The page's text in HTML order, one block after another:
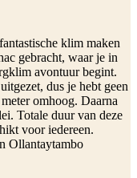
klim maken
gebracht, waar je in
avontuur begint.
dus je hebt geen
omhoog. Daarna
Totale duur van deze
voor iedereen.
Ollantaytambo